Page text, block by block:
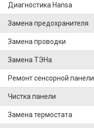
Диагностика Hansa
Замена предохранителя
Замена проводки
Замена ТЭНа
Ремонт сенсорной панели
Чистка панели
Замена термостата